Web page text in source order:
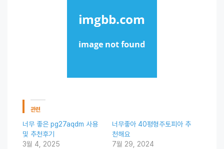
관련
너무 좋은 pg27aqdm 사용
및 추천후기
3월 4, 2025
너무좋아 40평형주토피아 추
천해요
7월 29, 2024